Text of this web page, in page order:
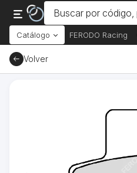
Catálogo FERODO Racing
Volver